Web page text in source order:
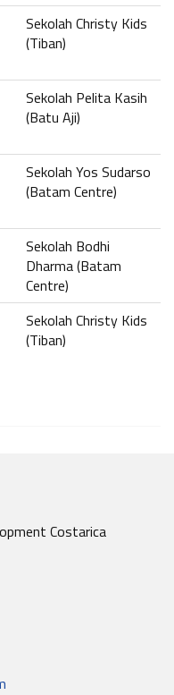
Sekolah Christy Kids
(Tiban)
Sekolah Pelita Kasih
(Batu Aji)
Sekolah Yos Sudarso
(Batam Centre)
Sekolah Bodhi
Dharma (Batam
Centre)
Sekolah Christy Kids
(Tiban)
Costarica